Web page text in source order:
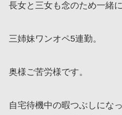
長女と三女も念のため一緒
三姉妹ワンオペ5連勤。
奥様ご苦労様です。
自宅待機中の暇つぶしにな